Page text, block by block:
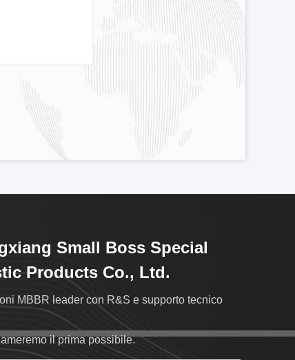
Small Boss Special
Products Co., Ltd.
MBBR leader con R&S e supporto tecnico
il prima possibile.